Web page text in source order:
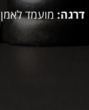
דרגה: מועמד לאמן